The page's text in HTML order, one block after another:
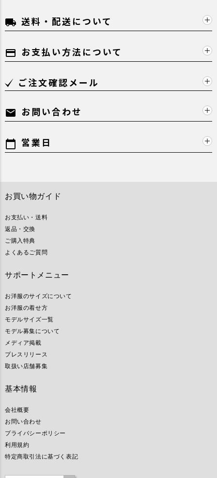
local_shipping 送料・配送について
payment お支払い方法について
ご注文確認メール
mail お問い合わせ
calendar_today 営業日
お買い物ガイド
お支払い・送料
返品・交換
ご購入特典
よくあるご質問
サポートメニュー
お洋服のサイズについて
お洋服の着せ方
モデルサイズ一覧
モデル募集について
メディア掲載
プレスリリース
取扱い店舗募集
基本情報
会社概要
お問い合わせ
プライバシーポリシー
利用規約
特定商取引法に基づく表記